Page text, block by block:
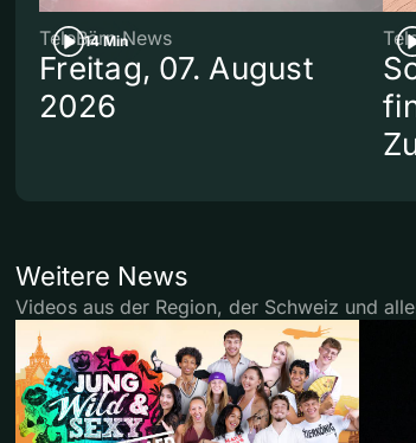
14 Min
TeleBärn News
Freitag, 07. August
2026
Weitere News
Videos aus der Region, der Schweiz und